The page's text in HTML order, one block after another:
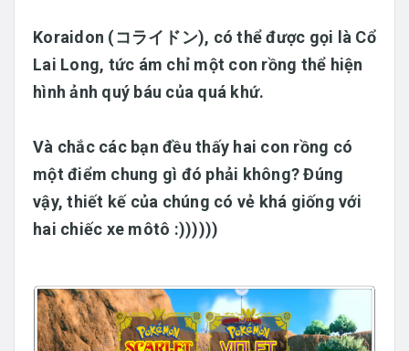
Koraidon (コライドン), có thể được gọi là Cổ
Lai Long, tức ám chỉ một con rồng thể hiện
hình ảnh quý báu của quá khứ.
Và chắc các bạn đều thấy hai con rồng có
một điểm chung gì đó phải không? Đúng
vậy, thiết kế của chúng có vẻ khá giống với
hai chiếc xe môtô :))))))